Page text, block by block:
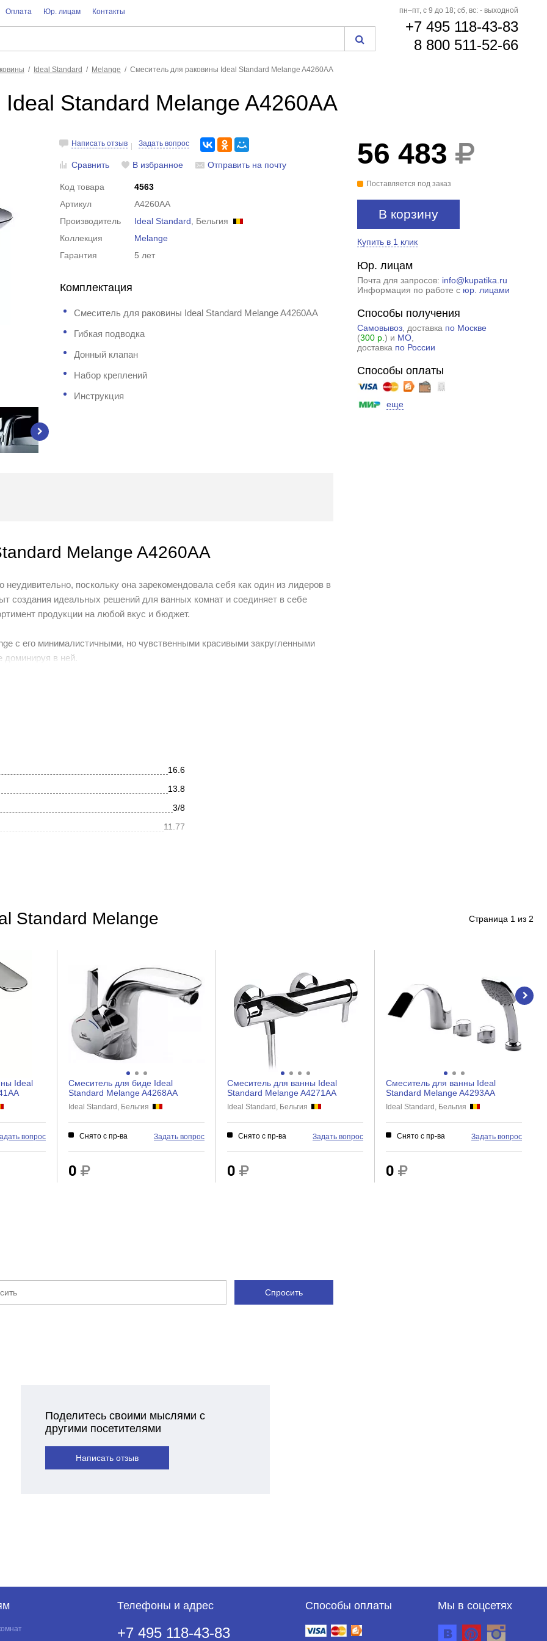
Оплата Юр. лицам Контакты пн–пт, с 9 до 18; сб, вс: - выходной
+7 495 118-43-83
8 800 511-52-66
Ideal Standard Melange Смеситель для раковины Ideal Standard Melange A4260AA
Standard Melange A4260AA
Написать отзыв Задать вопрос
Сравнить В избранное Отправить на почту
Код товара
4563
Артикул
A4260AA
Производитель
Ideal Standard , Бельгия
Коллекция
Melange
Гарантия
5 лет
Комплектация
Смеситель для раковины Ideal Standard Melange A4260AA
Гибкая подводка
Донный клапан
Набор креплений
Инструкция
56 483
Поставляется под заказ
В корзину
Купить в 1 клик
Юр. лицам
Почта для запросов: info@kupatika.ru
Информация по работе с юр. лицами
Способы получения
Самовывоз, доставка по Москве
(300 р. ) и МО,
доставка по России
Способы оплаты
еще
Melange A4260AA
поскольку она зарекомендовала себя как один из лидеров в
создания идеальных решений для ванных комнат и соединяет в себе
продукции на любой вкус и бюджет.
с его минималистичными, но чувственными красивыми закругленными
в ней.
Функция Easy-Fix позволяет облегчить процесс подключения
16.6
13.8
3/8
11.77
Глянцевое
Округлая
Нет
Керамический картридж
Standard Melange Страница 1 из 2
Ideal
вопрос
Смеситель для биде Ideal
Standard Melange A4268AA
Ideal Standard, Бельгия
Снято с пр-ва Задать вопрос
0
Смеситель для ванны Ideal
Standard Melange A4271AA
Ideal Standard, Бельгия
Снято с пр-ва Задать вопрос
0
Смеситель для ванны Ideal
Standard Melange A4293AA
Ideal Standard, Бельгия
Снято с пр-ва Задать вопрос
0
Спросить
Поделитесь своими мыслями с
другими посетителями
Написать отзыв
Телефоны и адрес
+7 495 118-43-83
Способы оплаты Мы в соцсетях